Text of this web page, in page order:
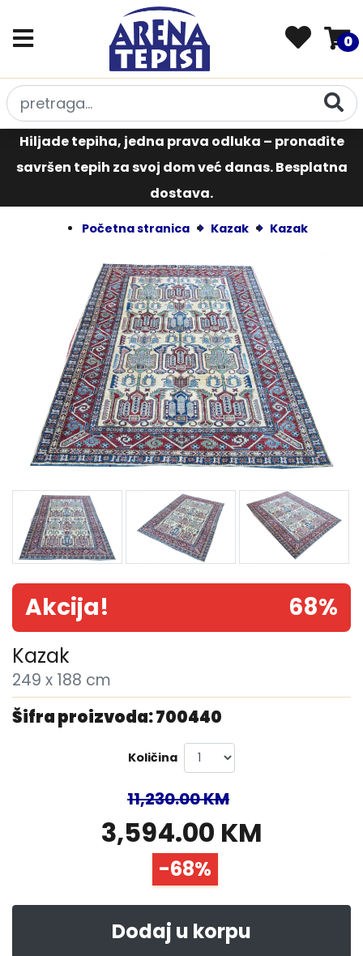
0
Hiljade tepiha, jedna prava odluka – pronađite
savršen tepih za svoj dom već danas. Besplatna
dostava.
Početna stranica Kazak Kazak
Akcija! 68%
Kazak
249 x 188 cm
Šifra proizvoda: 700440
Količina
11,230.00 KM
3,594.00 KM
-68%
Dodaj u korpu